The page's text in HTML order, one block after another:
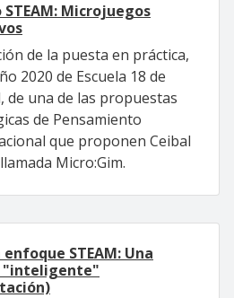
Microjuegos
de la puesta en práctica,
2020 de Escuela 18 de
de una de las propuestas
de Pensamiento
que proponen Ceibal
Micro:Gim.
enfoque STEAM: Una
"inteligente"